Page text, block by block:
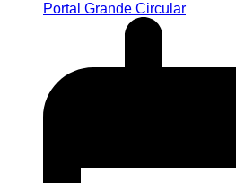
Portal Grande Circular